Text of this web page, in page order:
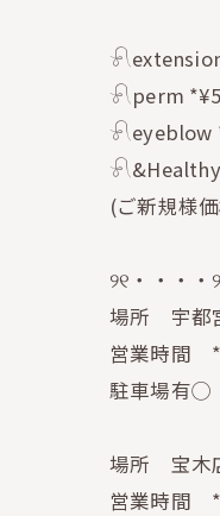
𓍯perm
𓍯eyeblow
𓍯&Healthy
(ご新規様
୨୧・・・
場所 宇都
営業時間
駐車場有◯
場所 宝木
営業時間